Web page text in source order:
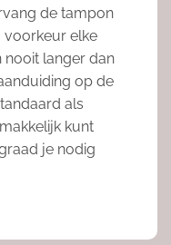
de tampon
voorkeur elke
nooit langer dan
op de
als
kunt
je nodig